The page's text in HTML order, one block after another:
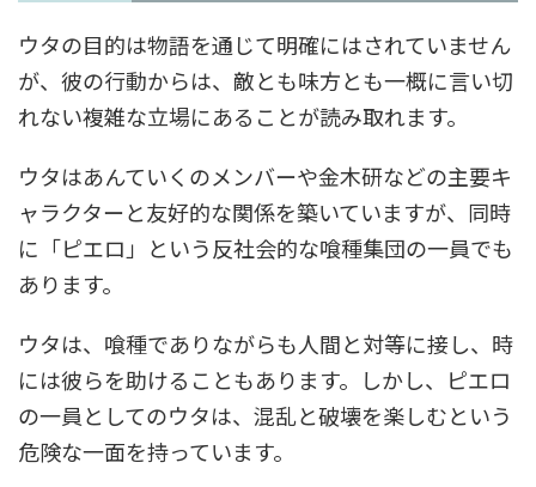
ウタの目的は物語を通じて明確にはされていません
が、彼の行動からは、敵とも味方とも一概に言い切
れない複雑な立場にあることが読み取れます。
ウタはあんていくのメンバーや金木研などの主要キ
ャラクターと友好的な関係を築いていますが、同時
に「ピエロ」という反社会的な喰種集団の一員でも
あります。
ウタは、喰種でありながらも人間と対等に接し、時
には彼らを助けることもあります。しかし、ピエロ
の一員としてのウタは、混乱と破壊を楽しむという
危険な一面を持っています。